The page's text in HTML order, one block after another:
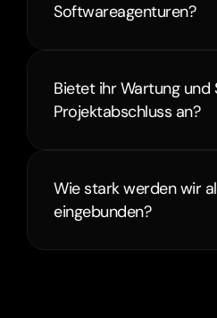
Softwareagenturen?
Bietet ihr Wartung und
Projektabschluss an?
Wie stark werden wir
eingebunden?